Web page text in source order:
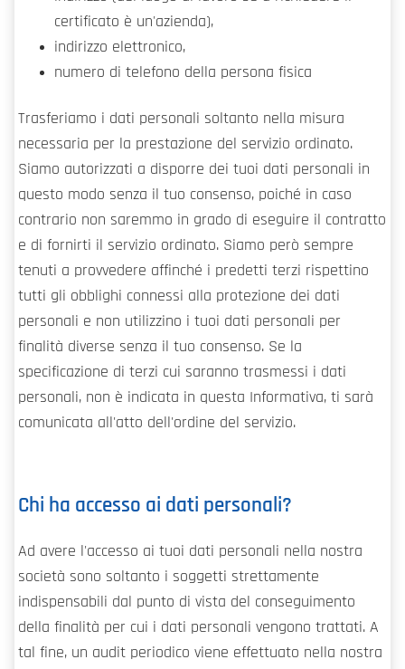
certificato è un'azienda),
indirizzo elettronico,
numero di telefono della persona fisica
Trasferiamo i dati personali soltanto nella misura
necessaria per la prestazione del servizio ordinato.
Siamo autorizzati a disporre dei tuoi dati personali in
questo modo senza il tuo consenso, poiché in caso
contrario non saremmo in grado di eseguire il contratto
e di fornirti il servizio ordinato. Siamo però sempre
tenuti a provvedere affinché i predetti terzi rispettino
tutti gli obblighi connessi alla protezione dei dati
personali e non utilizzino i tuoi dati personali per
finalità diverse senza il tuo consenso. Se la
specificazione di terzi cui saranno trasmessi i dati
personali, non è indicata in questa Informativa, ti sarà
comunicata all'atto dell'ordine del servizio.
Chi ha accesso ai dati personali?
Ad avere l'accesso ai tuoi dati personali nella nostra
società sono soltanto i soggetti strettamente
indispensabili dal punto di vista del conseguimento
della finalità per cui i dati personali vengono trattati. A
tal fine, un audit periodico viene effettuato nella nostra